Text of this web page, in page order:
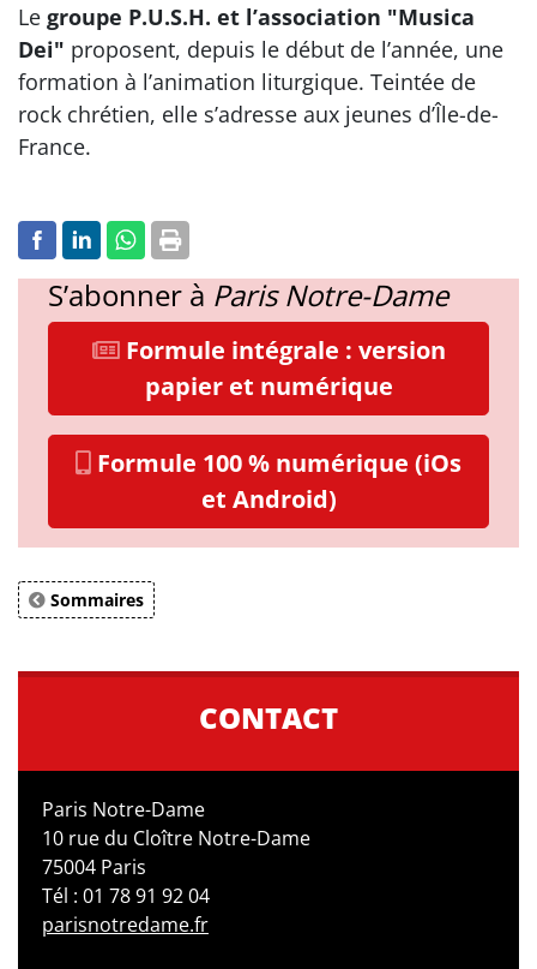
Le groupe P.U.S.H. et l’association "Musica
Dei" proposent, depuis le début de l’année, une
formation à l’animation liturgique. Teintée de
rock chrétien, elle s’adresse aux jeunes d’Île-de-
France.
S’abonner à Paris Notre-Dame
Formule intégrale : version
papier et numérique
Formule 100 % numérique (iOs
et Android)
Sommaires
CONTACT
Paris Notre-Dame
10 rue du Cloître Notre-Dame
75004 Paris
Tél : 01 78 91 92 04
parisnotredame.fr